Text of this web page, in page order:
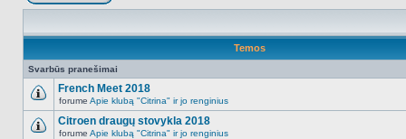
Naujos temos kūrimas
Temos
Svarbūs pranešimai
NO_UNREAD_POSTS
French Meet 2018
forume Apie klubą "Citrina" ir jo renginius
Citroen draugų stovykla 2018
forume Apie klubą "Citrina" ir jo renginius